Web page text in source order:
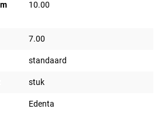
10.00
7.00
standaard
stuk
Edenta